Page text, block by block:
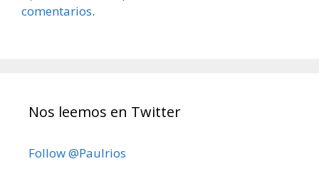
comentarios.
Nos leemos en Twitter
Follow @Paulrios